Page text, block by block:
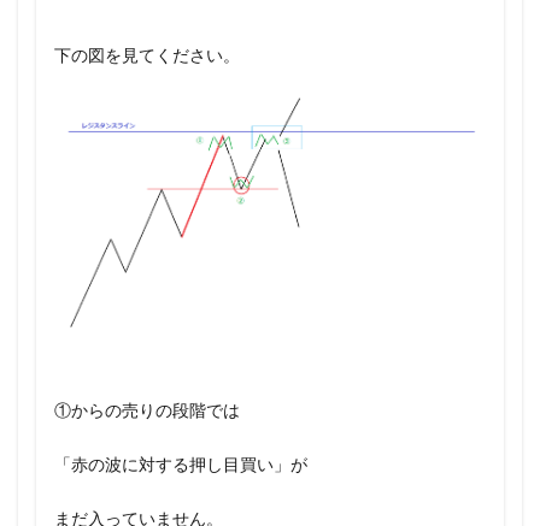
下の図を見てください。
①からの売りの段階では
「赤の波に対する押し目買い」が
まだ入っていません。